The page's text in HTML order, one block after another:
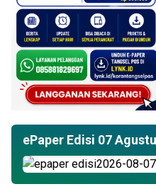
ePaper Edisi 07